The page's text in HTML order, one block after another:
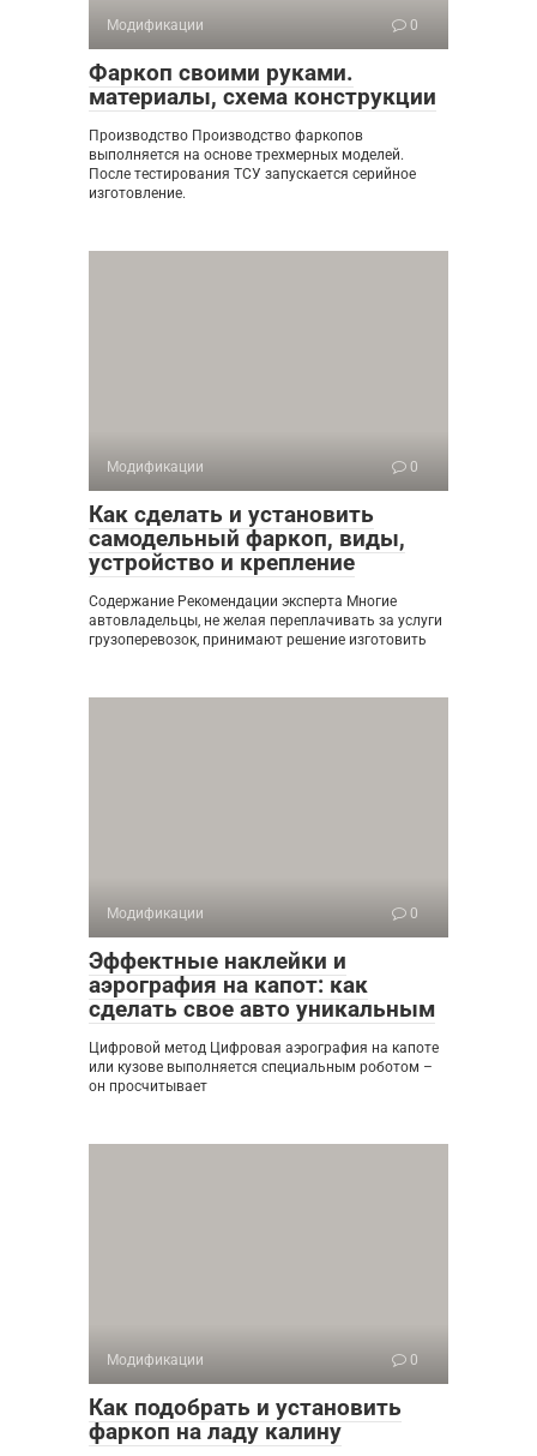
Модификации 0
Фаркоп своими руками.
материалы, схема конструкции
Производство Производство фаркопов
выполняется на основе трехмерных моделей.
После тестирования ТСУ запускается серийное
изготовление.
Модификации 0
Как сделать и установить
самодельный фаркоп, виды,
устройство и крепление
Содержание Рекомендации эксперта Многие
автовладельцы, не желая переплачивать за услуги
грузоперевозок, принимают решение изготовить
Модификации 0
Эффектные наклейки и
аэрография на капот: как
сделать свое авто уникальным
Цифровой метод Цифровая аэрография на капоте
или кузове выполняется специальным роботом –
он просчитывает
Модификации 0
Как подобрать и установить
фаркоп на ладу калину